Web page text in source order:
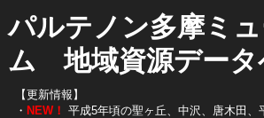
パルテノン多摩ミ
ム 地域資源データ
【更新情報】
・ NEW！ 平成5年頃の聖ヶ丘、中沢、唐木田、